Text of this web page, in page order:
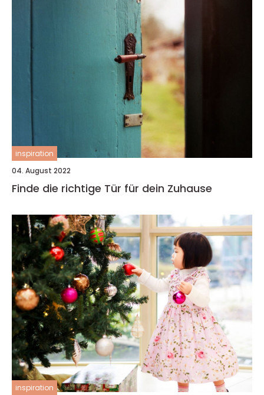
inspiration
04. August 2022
Finde die richtige Tür für dein Zuhause
inspiration